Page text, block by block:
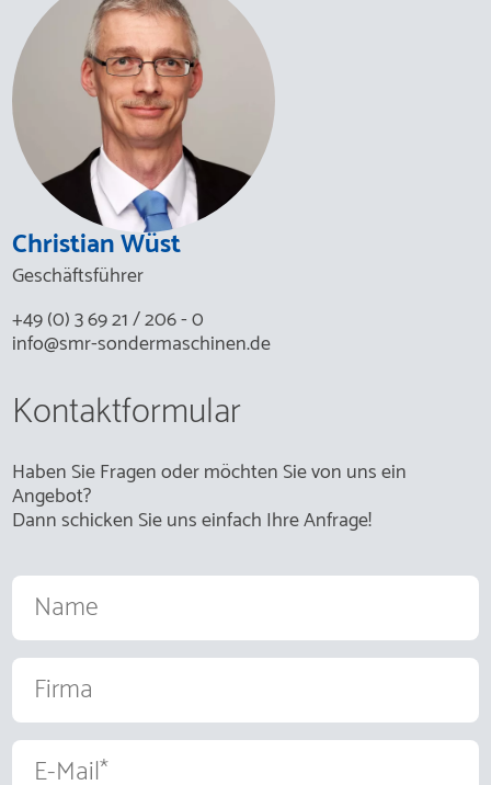
Christian
Christian Wüst
Geschäftsführer
+49 (0) 3 69 21 / 206 - 0
info@smr-sondermaschinen.de
Kontaktformular
Haben Sie Fragen oder möchten Sie von uns ein
Angebot?
Dann schicken Sie uns einfach Ihre Anfrage!
Name
Firma
E-
Mail